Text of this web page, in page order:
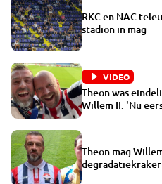
RKC en NAC
stadion in mag
VIDEO
Theon was
Willem II: 'Nu
Theon mag
degradatiekraker